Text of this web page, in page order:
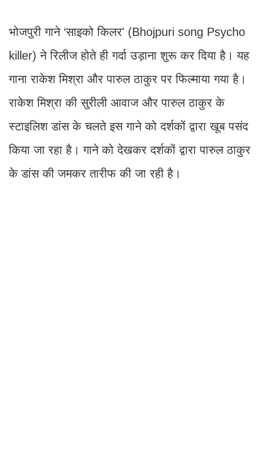
भोजपुरी गाने ‘साइको किलर' (Bhojpuri song Psycho
killer) ने रिलीज होते ही गर्दा उड़ाना शुरू कर दिया है। यह
गाना राकेश मिश्रा और पारुल ठाकुर पर फिल्माया गया है।
राकेश मिश्रा की सुरीली आवाज और पारुल ठाकुर के
स्टाइलिश डांस के चलते इस गाने को दर्शकों द्वारा खूब पसंद
किया जा रहा है। गाने को देखकर दर्शकों द्वारा पारुल ठाकुर
के डांस की जमकर तारीफ की जा रही है।